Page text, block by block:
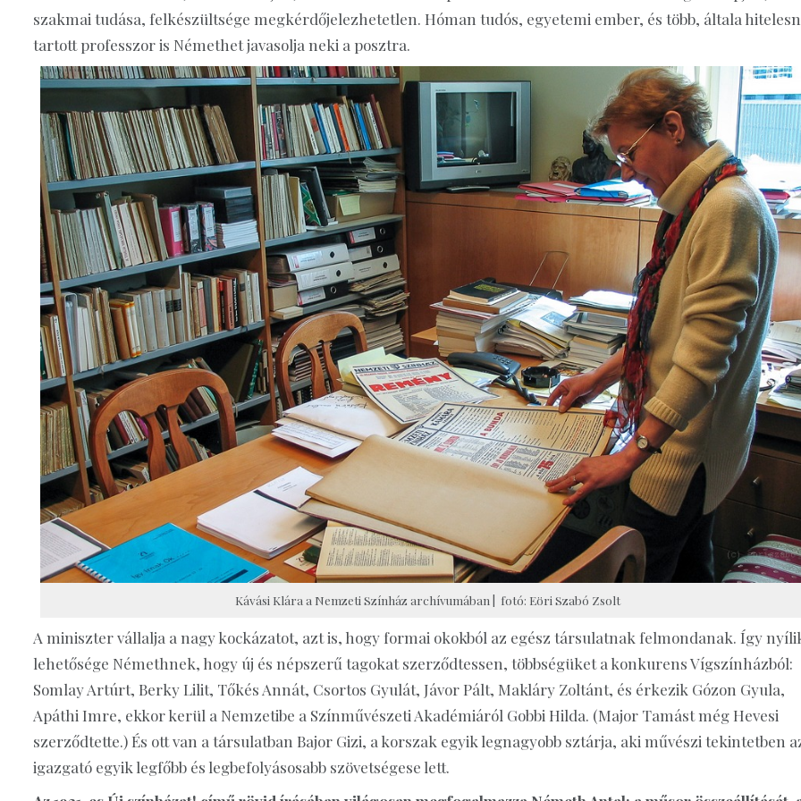
szakmai tudása, felkészültsége megkérdőjelezhetetlen. Hóman tudós, egyetemi ember, és több, általa
tartott professzor is Némethet javasolja neki a posztra.
Kávási Klára a Nemzeti Színház archívumában | fotó: Eöri Szabó Zsolt
A miniszter vállalja a nagy kockázatot, azt is, hogy formai okokból az egész társulatnak felmondanak. Így
lehetősége Némethnek, hogy új és népszerű tagokat szerződtessen, többségüket a konkurens Vígszínházból:
Somlay Artúrt, Berky Lilit, Tőkés Annát, Csortos Gyulát, Jávor Pált, Makláry Zoltánt, és érkezik Gózon Gyula,
Apáthi Imre, ekkor kerül a Nemzetibe a Színművészeti Akadémiáról Gobbi Hilda. (Major Tamást még Hevesi
szerződtette.) És ott van a társulatban Bajor Gizi, a korszak egyik legnagyobb sztárja, aki művészi tekintetben
igazgató egyik legfőbb és legbefolyásosabb szövetségese lett.